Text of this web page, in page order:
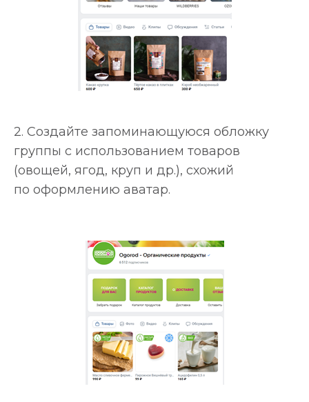
2. Создайте запоминающуюся обложку
группы с использованием товаров
(овощей, ягод, круп и др.), схожий
по оформлению аватар.